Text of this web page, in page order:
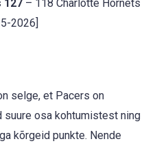
127 – 118 Charlotte Hornets
2026]
selge, et Pacers on
suure osa kohtumistest ning
kõrgeid punkte. Nende